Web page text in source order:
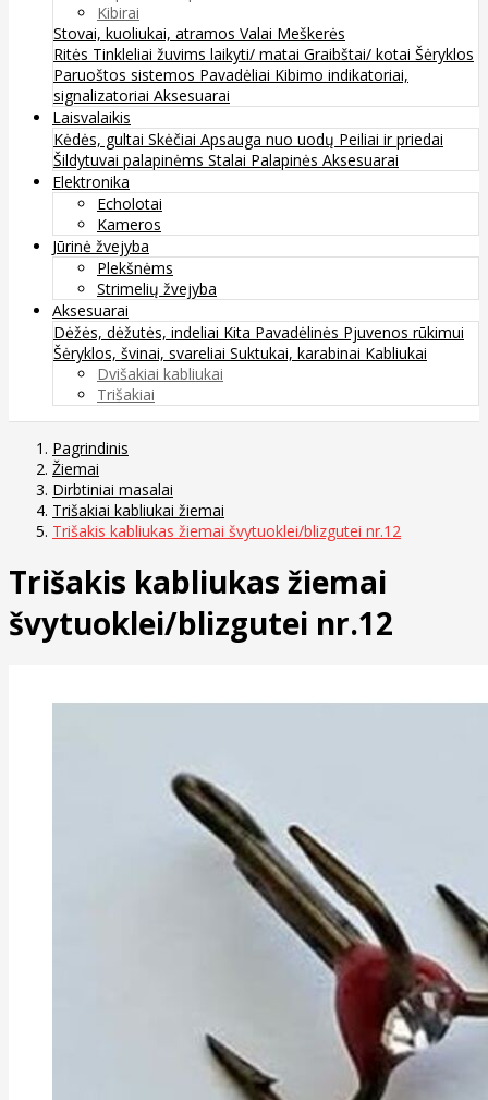
Kibirai
Stovai, kuoliukai, atramos Valai Meškerės
Ritės Tinkleliai žuvims laikyti/ matai Graibštai/ kotai Šėryklos
Paruoštos sistemos Pavadėliai Kibimo indikatoriai,
signalizatoriai Aksesuarai
Laisvalaikis
Kėdės, gultai Skėčiai Apsauga nuo uodų Peiliai ir priedai
Šildytuvai palapinėms Stalai Palapinės Aksesuarai
Elektronika
Echolotai
Kameros
Jūrinė žvejyba
Plekšnėms
Strimelių žvejyba
Aksesuarai
Dėžės, dėžutės, indeliai Kita Pavadėlinės Pjuvenos rūkimui
Šėryklos, švinai, svareliai Suktukai, karabinai Kabliukai
Dvišakiai kabliukai
Trišakiai
Pagrindinis
Žiemai
Dirbtiniai masalai
Trišakiai kabliukai žiemai
Trišakis kabliukas žiemai švytuoklei/blizgutei nr.12
Trišakis kabliukas žiemai
švytuoklei/blizgutei nr.12